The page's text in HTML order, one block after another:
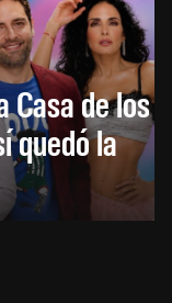
Casa de los
quedó la